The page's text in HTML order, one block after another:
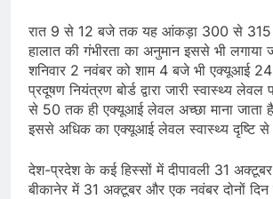
रात 9 से 12 बजे तक यह आंकड़ा 300 से 315
हालात की गंभीरता का अनुमान इससे भी लगाया
शनिवार 2 नवंबर को शाम 4 बजे भी एक्यूआई
प्रदूषण नियंत्रण बोर्ड द्वारा जारी स्वास्थ्य
से 50 तक ही एक्यूआई लेवल अच्छा माना जाता
इससे अधिक का एक्यूआई लेवल स्वास्थ्य दृष्टि से
देश-प्रदेश के कई हिस्सों में दीपावली 31 अक्टूबर
बीकानेर में 31 अक्टूबर और एक नवंबर दोनों